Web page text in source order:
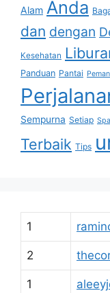
Alam Anda
dan dengan
Kesehatan
Panduan Pantai
Sempurna Setiap Spa
Terbaik Tips
1
2
1